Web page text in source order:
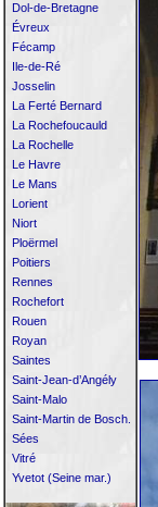
Dol-de-Bretagne
Évreux
Fécamp
Ile-de-Ré
Josselin
La Ferté Bernard
La Rochefoucauld
La Rochelle
Le Havre
Le Mans
Lorient
Niort
Ploërmel
Poitiers
Rennes
Rochefort
Rouen
Royan
Saintes
Saint-Jean-d’Angély
Saint-Malo
Saint-Martin de Bosch.
Sées
Vitré
Yvetot (Seine mar.)